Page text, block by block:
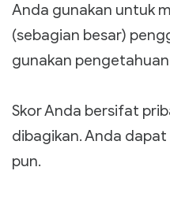
Anda gunakan untuk
(sebagian besar)
gunakan
Skor Anda bersifat
dibagikan. Anda
pun.